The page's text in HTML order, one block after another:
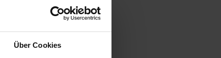
Über Cookies
den